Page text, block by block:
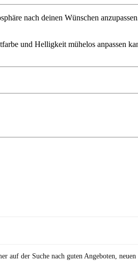
nach deinen Wünschen
und Helligkeit mühelos anpassen
der Suche nach guten Angeboten,